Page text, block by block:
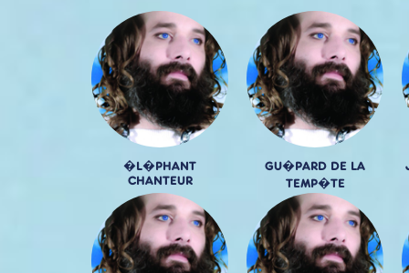
�L�PHANT
CHANTEUR
GU�PARD DE LA
TEMP�TE